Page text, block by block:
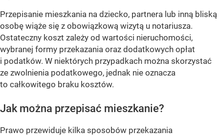
Przepisanie mieszkania na dziecko, partnera lub inną bliską
osobę wiąże się z obowiązkową wizytą u notariusza.
Ostateczny koszt zależy od wartości nieruchomości,
wybranej formy przekazania oraz dodatkowych opłat
i podatków. W niektórych przypadkach można skorzystać
ze zwolnienia podatkowego, jednak nie oznacza
to całkowitego braku kosztów.
Jak można przepisać mieszkanie?
Prawo przewiduje kilka sposobów przekazania